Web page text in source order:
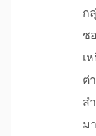
ก
ช
เ
ต่
ส
ม